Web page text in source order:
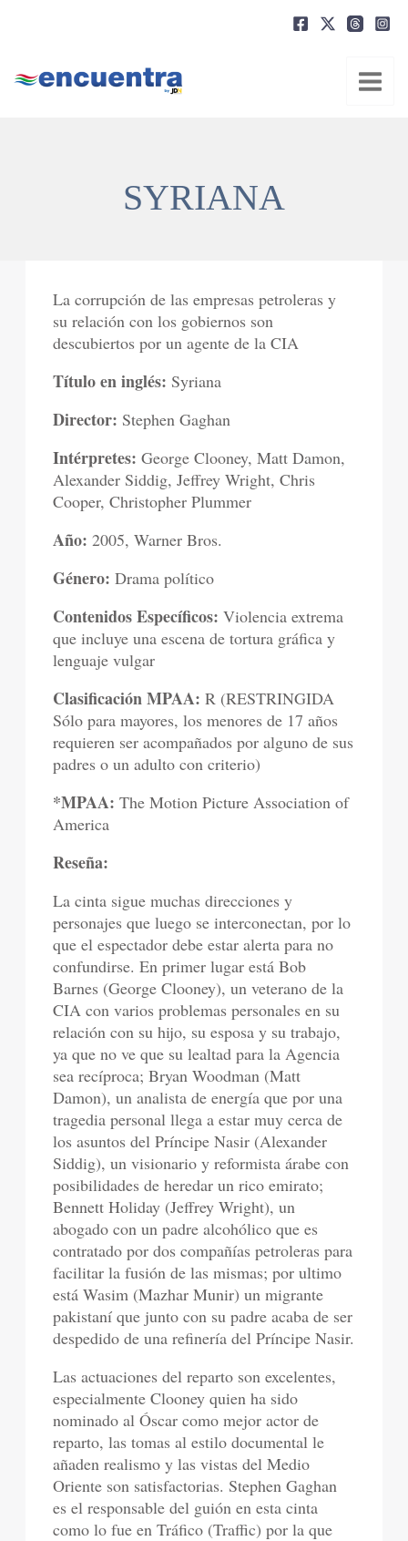
SYRIANA
La corrupción de las empresas petroleras y
su relación con los gobiernos son
descubiertos por un agente de la CIA
Título en inglés: Syriana
Director: Stephen Gaghan
Intérpretes: George Clooney, Matt Damon,
Alexander Siddig, Jeffrey Wright, Chris
Cooper, Christopher Plummer
Año: 2005, Warner Bros.
Género:Drama político
Contenidos Específicos: Violencia extrema
que incluye una escena de tortura gráfica y
lenguaje vulgar
Clasificación MPAA:R (RESTRINGIDA
Sólo para mayores, los menores de 17 años
requieren ser acompañados por alguno de sus
padres o un adulto con criterio)
*MPAA:The Motion Picture Association of
America
Reseña:
La cinta sigue muchas direcciones y
personajes que luego se interconectan, por lo
que el espectador debe estar alerta para no
confundirse. En primer lugar está Bob
Barnes (George Clooney), un veterano de la
CIA con varios problemas personales en su
relación con su hijo, su esposa y su trabajo,
ya que no ve que su lealtad para la Agencia
sea recíproca; Bryan Woodman (Matt
Damon), un analista de energía que por una
tragedia personal llega a estar muy cerca de
los asuntos del Príncipe Nasir (Alexander
Siddig), un visionario y reformista árabe con
posibilidades de heredar un rico emirato;
Bennett Holiday (Jeffrey Wright), un
abogado con un padre alcohólico que es
contratado por dos compañías petroleras para
facilitar la fusión de las mismas; por ultimo
está Wasim (Mazhar Munir) un migrante
pakistaní que junto con su padre acaba de ser
despedido de una refinería del Príncipe Nasir.
Las actuaciones del reparto son excelentes,
especialmente Clooney quien ha sido
nominado al Óscar como mejor actor de
reparto, las tomas al estilo documental le
añaden realismo y las vistas del Medio
Oriente son satisfactorias. Stephen Gaghan
es el responsable del guión en esta cinta
como lo fue en Tráfico (Traffic) por la que